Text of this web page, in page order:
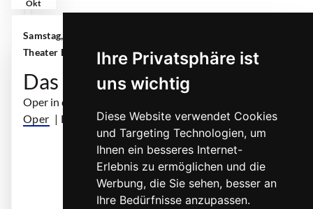
Ihre Privatsphäre ist
uns wichtig
Diese Website verwendet Cookies
und Targeting Technologien, um
Ihnen ein besseres Internet-
Erlebnis zu ermöglichen und die
Werbung, die Sie sehen, besser an
Ihre Bedürfnisse anzupassen.
Okt
Samstag, 31. Oktober 2026 | 19:00 Uhr
Theater Essen
Das Wunder der Heliane
Oper in drei Akten
Oper | Erich Wolfgang Korngold
... mehr